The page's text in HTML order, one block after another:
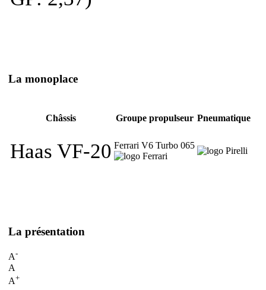
La monoplace
Châssis Groupe propulseur Pneumatique
Haas VF-20 Ferrari V6 Turbo 065
La présentation
A-
A
A+